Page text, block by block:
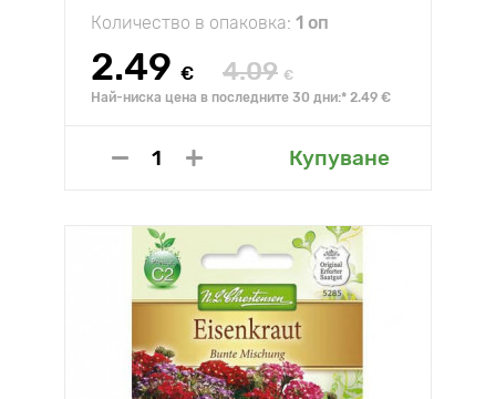
Количество в опаковка: 1 оп
2.49 € 4.09 €
Най-ниска цена в последните 30 дни:* 2.49 €
Купуване